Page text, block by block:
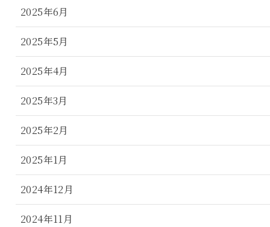
2025年6月
2025年5月
2025年4月
2025年3月
2025年2月
2025年1月
2024年12月
2024年11月